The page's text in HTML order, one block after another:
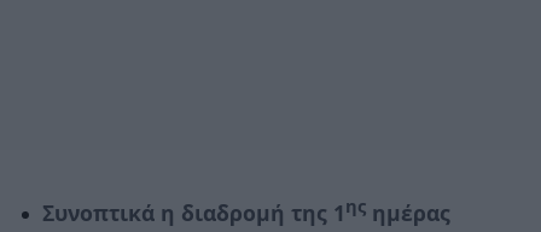
Συνοπτικά η διαδρομή της 1 ηςημέρας